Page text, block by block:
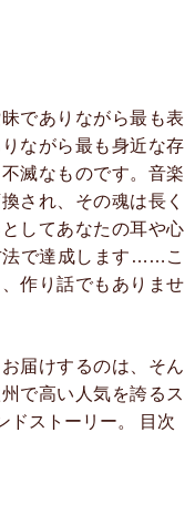
でありながら最も表
ながら最も身近な存
滅なものです。音楽
され、その魂は長く
してあなたの耳や心
法で達成します……こ
作り話でもありませ
届けするのは、そん
で高い人気を誇るス
ストーリー。
目次